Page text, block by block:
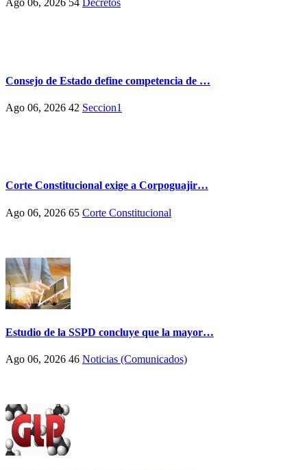
Ago 06, 2026 54 Decretos
Consejo de Estado define competencia de …
Ago 06, 2026 42 Seccion1
Corte Constitucional exige a Corpoguajir…
Ago 06, 2026 65 Corte Constitucional
Estudio de la SSPD concluye que la mayor…
Ago 06, 2026 46 Noticias (Comunicados)